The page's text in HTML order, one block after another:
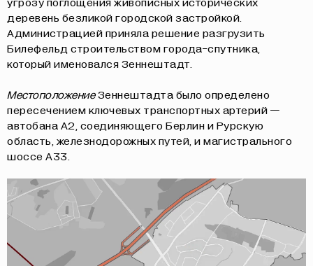
угрозу поглощения живописных исторических
деревень безликой городской застройкой.
Администрацией приняла решение разгрузить
Билефельд строительством города-спутника,
который именовался Зеннештадт.
МестоположениеЗеннештадта было определено
пересечением ключевых транспортных артерий —
автобана А2, соединяющего Берлин и Рурскую
область, железнодорожных путей, и магистрального
шоссе А33.